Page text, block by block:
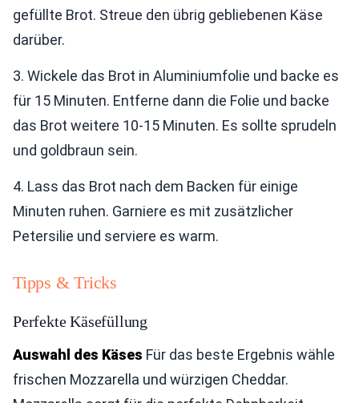
gefüllte Brot. Streue den übrig gebliebenen Käse
darüber.
3. Wickele das Brot in Aluminiumfolie und backe es
für 15 Minuten. Entferne dann die Folie und backe
das Brot weitere 10-15 Minuten. Es sollte sprudeln
und goldbraun sein.
4. Lass das Brot nach dem Backen für einige
Minuten ruhen. Garniere es mit zusätzlicher
Petersilie und serviere es warm.
Tipps & Tricks
Perfekte Käsefüllung
Auswahl des Käses Für das beste Ergebnis wähle
frischen Mozzarella und würzigen Cheddar.